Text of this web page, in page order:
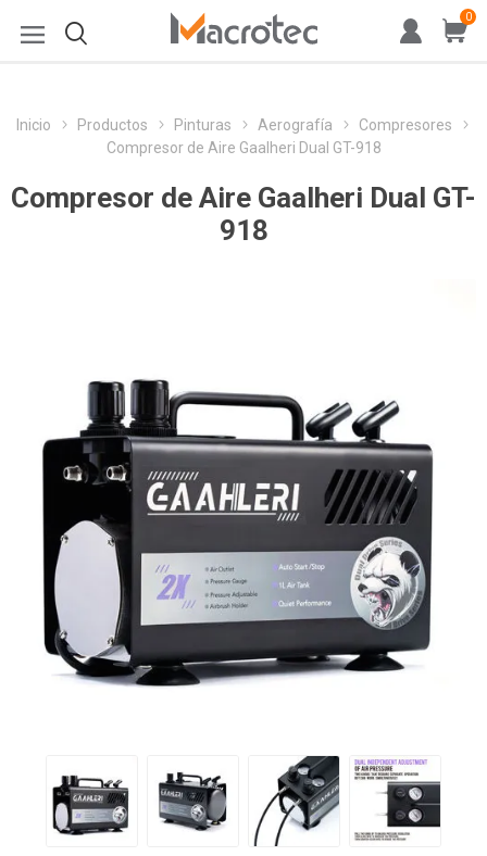
0
Inicio Productos Pinturas Aerografía
Compresores
Compresor de Aire Gaalheri Dual GT-918
Compresor de Aire Gaalheri Dual GT-
918